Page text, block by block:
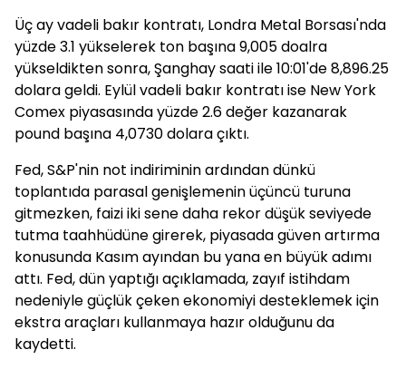
Üç ay vadeli bakır kontratı, Londra Metal Borsası'nda
yüzde 3.1 yükselerek ton başına 9,005 doalra
yükseldikten sonra, Şanghay saati ile 10:01'de 8,896.25
dolara geldi. Eylül vadeli bakır kontratı ise New York
Comex piyasasında yüzde 2.6 değer kazanarak
pound başına 4,0730 dolara çıktı.
Fed, S&P'nin not indiriminin ardından dünkü
toplantıda parasal genişlemenin üçüncü turuna
gitmezken, faizi iki sene daha rekor düşük seviyede
tutma taahhüdüne girerek, piyasada güven artırma
konusunda Kasım ayından bu yana en büyük adımı
attı. Fed, dün yaptığı açıklamada, zayıf istihdam
nedeniyle güçlük çeken ekonomiyi desteklemek için
ekstra araçları kullanmaya hazır olduğunu da
kaydetti.